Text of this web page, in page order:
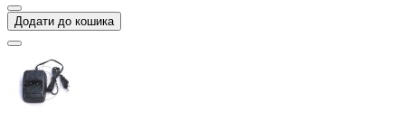
Додати до кошика